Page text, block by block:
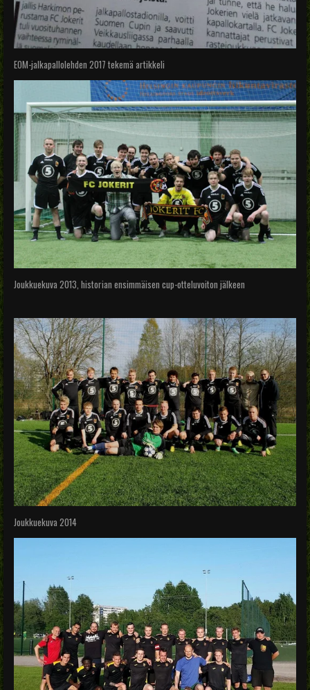
EOM-jalkapallolehden 2017 tekemä artikkeli
Joukkuekuva 2013, historian ensimmäisen cup-otteluvoiton jälkeen
Joukkuekuva 2014